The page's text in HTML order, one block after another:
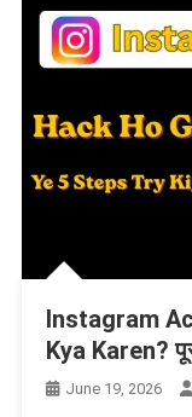
Instagram
Kya Karen?
June 19, 2026